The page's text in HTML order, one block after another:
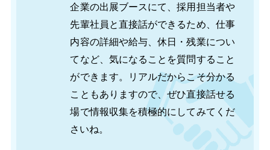
企業の出展ブースにて、採用担当者や
先輩社員と直接話ができるため、仕事
内容の詳細や給与、休日・残業につい
てなど、気になることを質問すること
ができます。リアルだからこそ分かる
こともありますので、ぜひ直接話せる
場で情報収集を積極的にしてみてくだ
さいね。